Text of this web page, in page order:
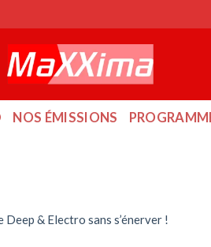
NOS ÉMISSIONS
& Electro sans s’énerver !